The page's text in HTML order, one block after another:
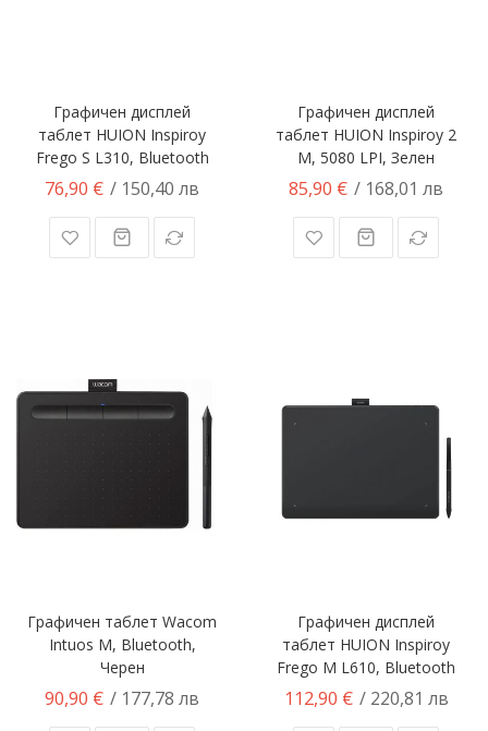
Графичен дисплей
таблет HUION Inspiroy
Frego S L310, Bluetooth
76,90 € / 150,40 лв
Графичен дисплей
таблет HUION Inspiroy 2
M, 5080 LPI, Зелен
85,90 € / 168,01 лв
Графичен таблет Wacom
Intuos M, Bluetooth,
Черен
90,90 € / 177,78 лв
Графичен дисплей
таблет HUION Inspiroy
Frego М L610, Bluetooth
112,90 € / 220,81 лв